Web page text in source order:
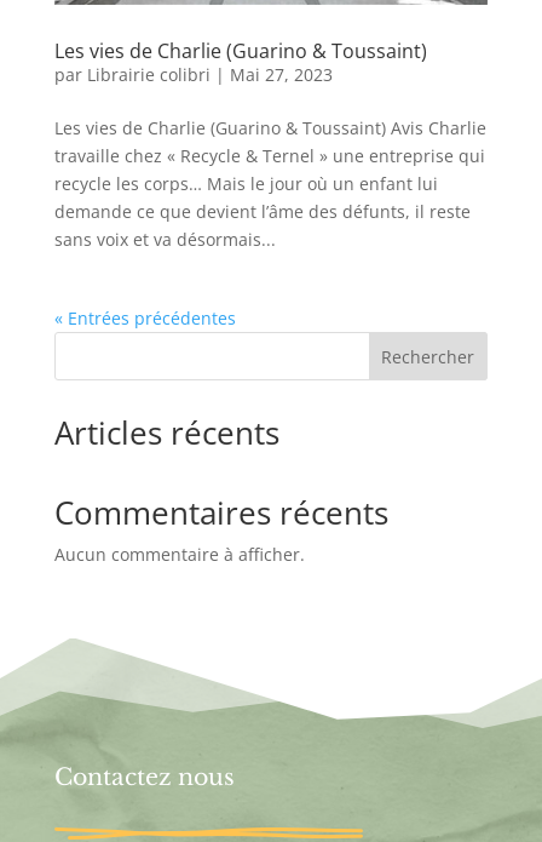
Les vies de Charlie (Guarino & Toussaint)
par Librairie colibri | Mai 27, 2023
Les vies de Charlie (Guarino & Toussaint) Avis Charlie
travaille chez « Recycle & Ternel » une entreprise qui
recycle les corps… Mais le jour où un enfant lui
demande ce que devient l’âme des défunts, il reste
sans voix et va désormais...
« Entrées précédentes
Rechercher
Articles récents
Commentaires récents
Aucun commentaire à afficher.
Contactez nous